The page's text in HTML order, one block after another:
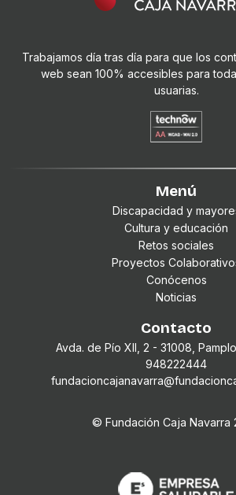
Trabajamos día tras día para que los
web sean 100% accesibles para
usuarias.
Menú
Discapacidad y
Cultura y educación
Retos sociales
Proyectos
Conócenos
Noticias
Contacto
Avda. de Pío XII, 2 - 31008,
948222444
© Fundación Caja Navarra